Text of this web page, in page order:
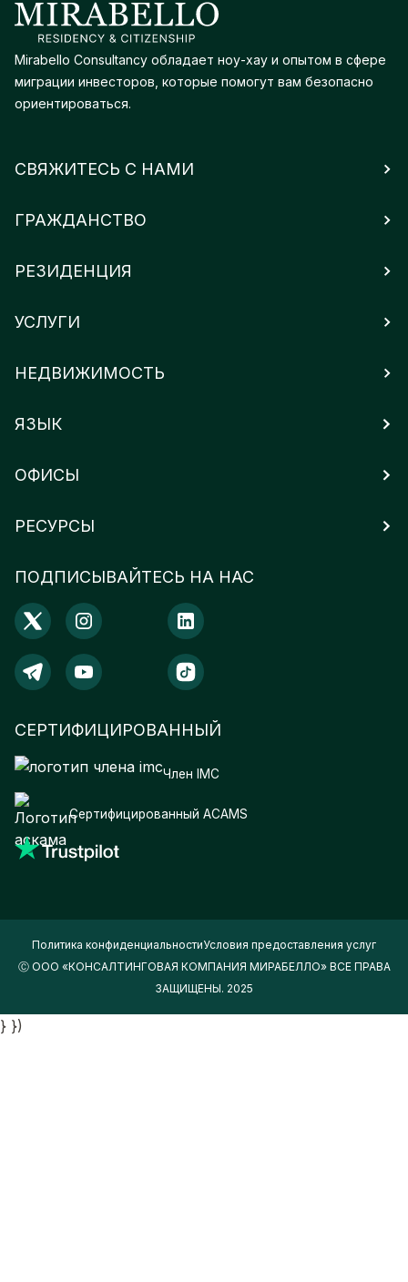
Mirabello Consultancy обладает ноу-хау и опытом в сфере
миграции инвесторов, которые помогут вам безопасно
ориентироваться.
СВЯЖИТЕСЬ С НАМИ
ГРАЖДАНСТВО
РЕЗИДЕНЦИЯ
УСЛУГИ
НЕДВИЖИМОСТЬ
ЯЗЫК
ПОДПИСЫВАЙТЕСЬ НА НАС
ОФИСЫ
РЕСУРСЫ
СЕРТИФИЦИРОВАННЫЙ
Член IMC
Сертифицированный ACAMS
Политика конфиденциальностиУсловия предоставления услуг
Ⓒ ООО «КОНСАЛТИНГОВАЯ КОМПАНИЯ МИРАБЕЛЛО» ВСЕ ПРАВА
ЗАЩИЩЕНЫ. 2025
} })